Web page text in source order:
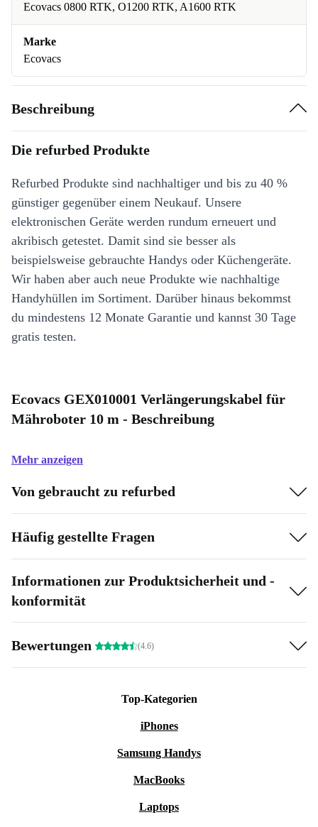
Ecovacs 0800 RTK, O1200 RTK, A1600 RTK
Marke
Ecovacs
Beschreibung
Die refurbed Produkte
Refurbed Produkte sind nachhaltiger und bis zu 40 %
günstiger gegenüber einem Neukauf. Unsere
elektronischen Geräte werden rundum erneuert und
akribisch getestet. Damit sind sie besser als
beispielsweise gebrauchte Handys oder Küchengeräte.
Wir haben aber auch neue Produkte wie nachhaltige
Handyhüllen im Sortiment. Darüber hinaus bekommst
du mindestens 12 Monate Garantie und kannst 30 Tage
gratis testen.
Ecovacs GEX010001 Verlängerungskabel für
Mähroboter 10 m - Beschreibung
Mehr anzeigen
Von gebraucht zu refurbed
Häufig gestellte Fragen
Informationen zur Produktsicherheit und -
konformität
Bewertungen (4.6)
Top-Kategorien
iPhones
Samsung Handys
MacBooks
Laptops